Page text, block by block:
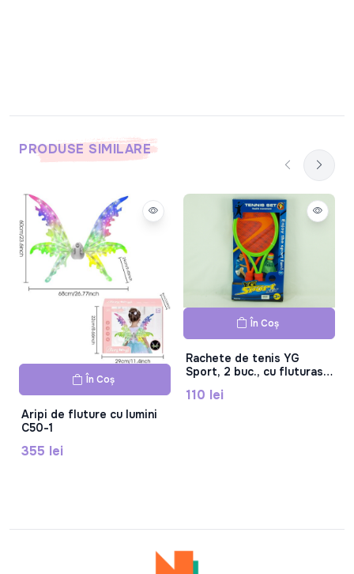
PRODUSE SIMILARE
În Coș
Aripi de fluture cu lumini
C50-1
355 lei
În Coș
Rachete de tenis YG
Sport, 2 buc., cu fluturas,
110 lei